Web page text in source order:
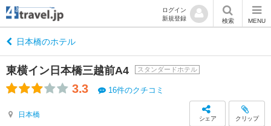
ログイン
新規登録
検索 MENU
日本橋のホテル
東横イン日本橋三越前A4 スタンダードホテル
3.3 16件のクチコミ
日本橋 シェア クリップ